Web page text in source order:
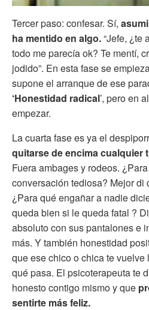
Tercer paso: confesar. Sí,
ha mentido en algo.“Jefe, ¿te
todo me parecía ok? Te mentí,
jodido”. En esta fase se
supone el arranque de ese
‘Honestidad radical’, pero en
empezar.
La cuarta fase es ya el
quitarse de encima cualquier
Fuera ambages y rodeos.
conversación tediosa? Mejor di
¿Para qué engañar a nadie
queda bien si le queda fatal ?
absoluto con sus pantalones e
más. Y también honestidad
que ese chico o chica te
qué pasa. El psicoterapeuta te
honesto contigo mismo y que
sentirte más feliz.